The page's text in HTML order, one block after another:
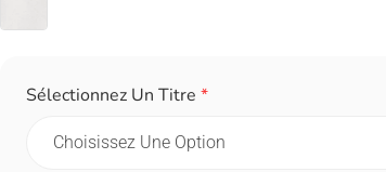
Sélectionnez Un Titre *